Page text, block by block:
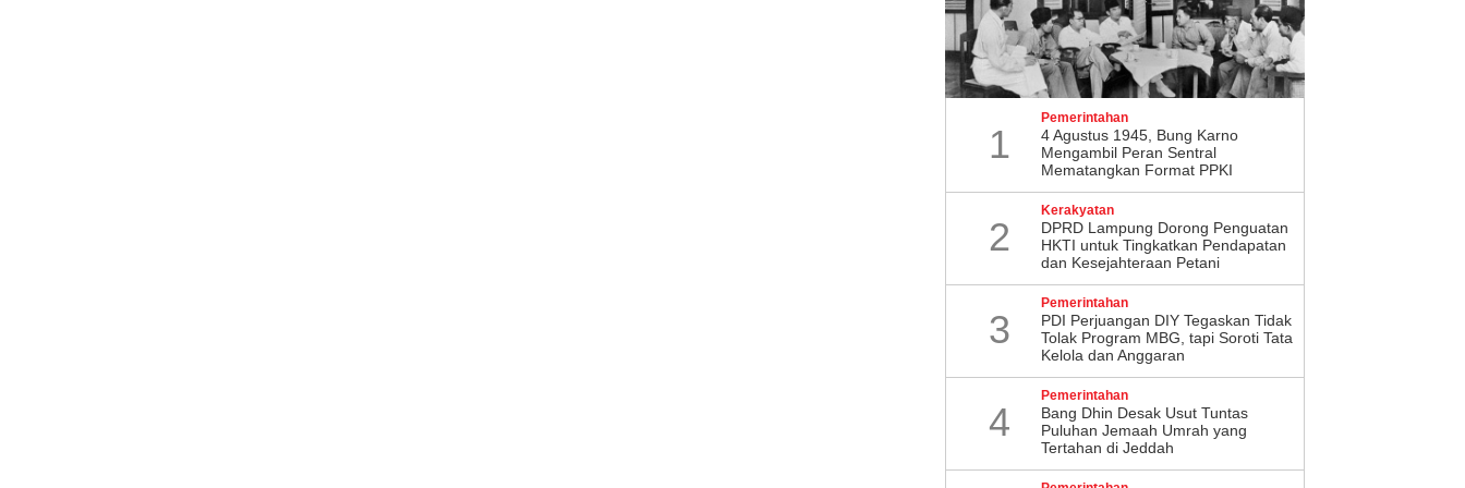
1
Pemerintahan
4 Agustus 1945, Bung Karno
Mengambil Peran Sentral
Mematangkan Format PPKI
2
Kerakyatan
DPRD Lampung Dorong Penguatan
HKTI untuk Tingkatkan Pendapatan
dan Kesejahteraan Petani
3
Pemerintahan
PDI Perjuangan DIY Tegaskan Tidak
Tolak Program MBG, tapi Soroti Tata
Kelola dan Anggaran
4
Pemerintahan
Bang Dhin Desak Usut Tuntas
Puluhan Jemaah Umrah yang
Tertahan di Jeddah